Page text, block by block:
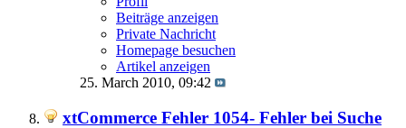
Beiträge anzeigen
Private Nachricht
Homepage besuchen
Artikel anzeigen
25. March 2010, 09:42
xtCommerce Fehler 1054- Fehler bei Suche